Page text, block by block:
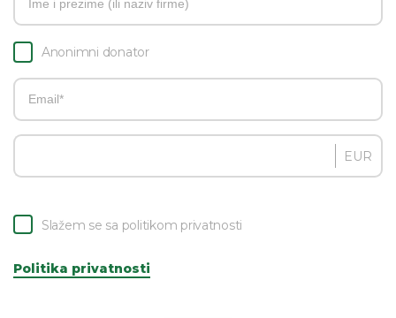
Anonimni donator
EUR
Slažem se sa politikom privatnosti
Politika privatnosti